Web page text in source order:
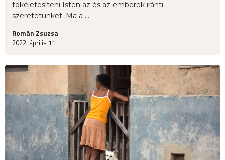
tökéletesíteni Isten az és az emberek iránti
szeretetünket. Ma a ...
Román Zsuzsa
2022. április 11.